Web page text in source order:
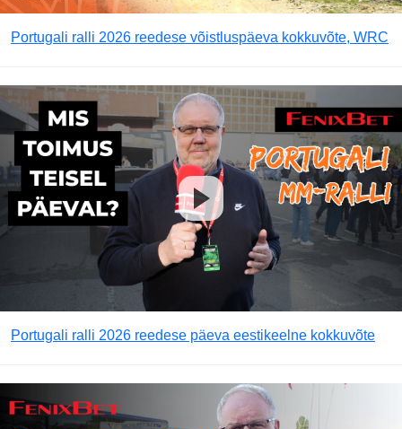
Portugali ralli 2026 reedese võistluspäeva kokkuvõte, WRC
Portugali ralli 2026 reedese päeva eestikeelne kokkuvõte